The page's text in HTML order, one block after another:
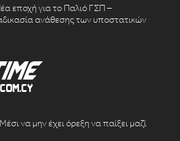
εποχή για το Παλιό ΓΣΠ –
ανάθεσης των υποστατικών
να μην έχει όρεξη να παίξει μαζί